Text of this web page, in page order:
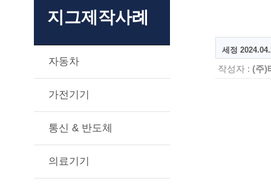
지그제작사례
자동차
가전기기
통신 & 반도체
의료기기
세정
작성자 : (주)